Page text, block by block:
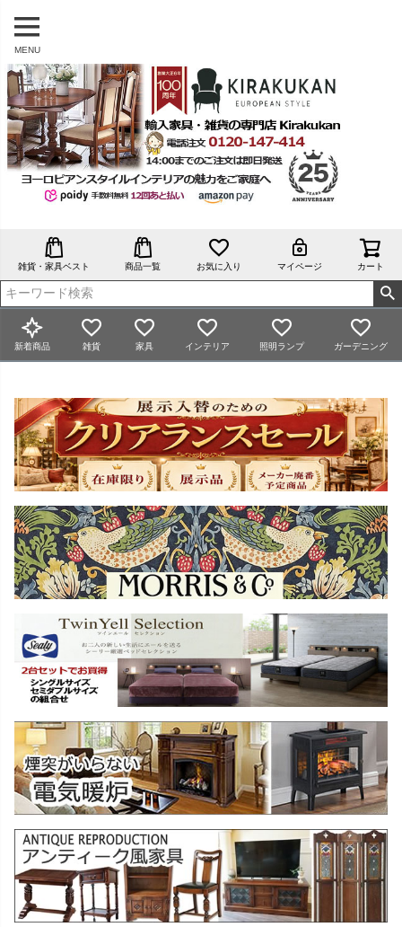
MENU
雑貨・家具ベスト 商品一覧 お気に入り マイページ カート
新着商品 雑貨 家具 インテリア 照明ランプ ガーデニング